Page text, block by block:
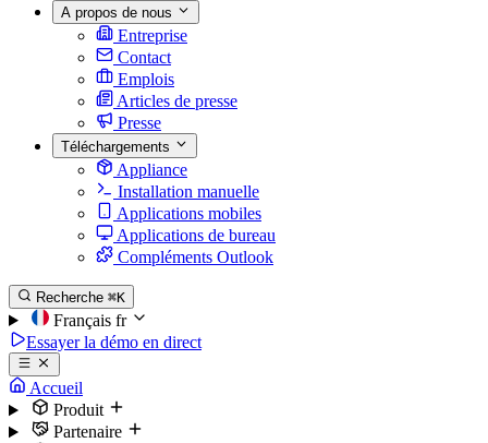
A propos de nous
Entreprise
Contact
Emplois
Articles de presse
Presse
Téléchargements
Appliance
Installation manuelle
Applications mobiles
Applications de bureau
Compléments Outlook
Recherche ⌘K
Français fr
Essayer la démo en direct
Accueil
Produit
Partenaire